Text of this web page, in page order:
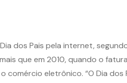
dos Pais pela internet,
que em 2010, quando o
eletrônico. “O Dia dos